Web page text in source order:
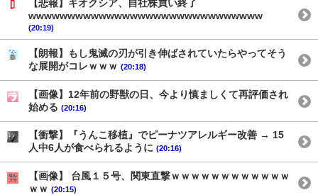
【悲報】キオクシア、自社株買い終了
wwwwwwwwwwwwwwwwwwwwwwwwwwwwww
(20:19)
【朗報】もし鬼滅の刃が引き伸ばされていたらやってそう
な展開がコレｗｗｗ (20:18)
【画像】12年前の野獣の日、今より慎ましくて再評価され
始める (20:16)
【衝撃】『うんこ移植』でピーナツアレルギー改善 → 15
人中6人が食べられるように (20:16)
【画像】 台風１５号、関東直撃ｗｗｗｗｗｗｗｗｗｗｗｗ
ｗｗ (20:15)